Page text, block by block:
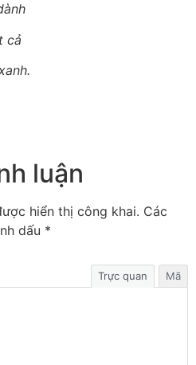
cả
luận
hiển thị công khai. Các
dấu *
Trực quan Mã